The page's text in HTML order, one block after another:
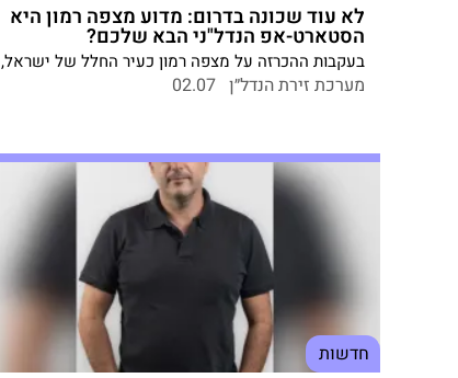
לא עוד שכונה בדרום: מדוע מצפה רמון היא
הסטארט-אפ הנדל"ני הבא שלכם?
בעקבות ההכרזה על מצפה רמון כעיר החלל של ישראל,
הבינוי והשיכון, חווה היישוב גל ביקושים לדירות, מגמה
מערכת זירת הנדל״ן 02.07
חדשות